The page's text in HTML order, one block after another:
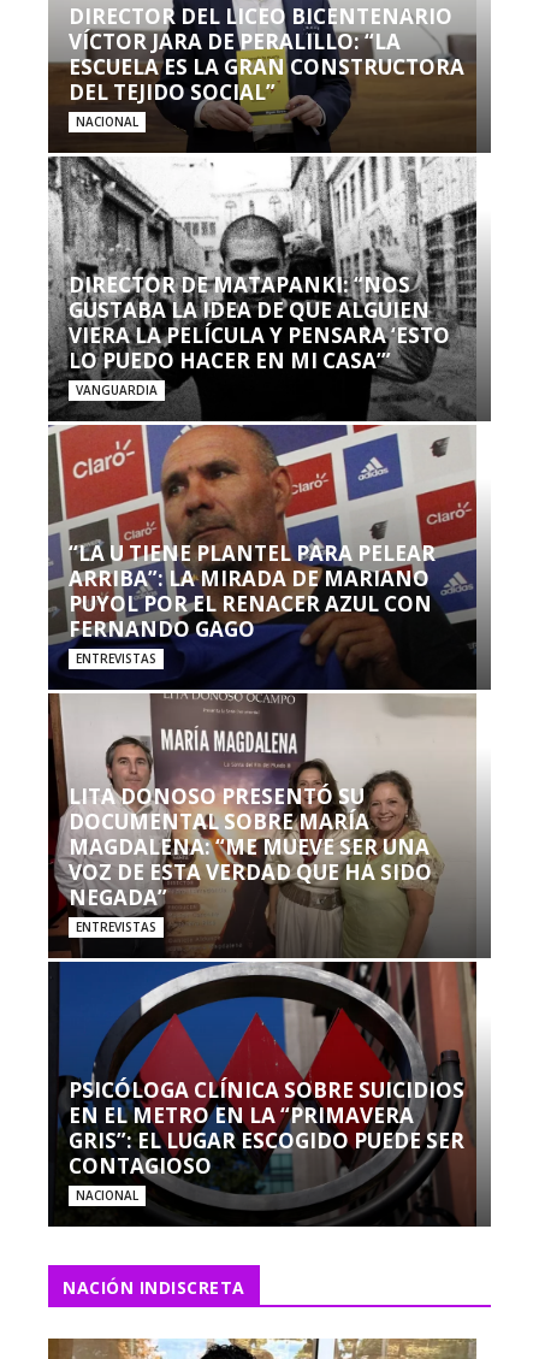
DIRECTOR DEL LICEO BICENTENARIO
VÍCTOR JARA DE PERALILLO: “LA
ESCUELA ES LA GRAN CONSTRUCTORA
DEL TEJIDO SOCIAL”
NACIONAL
DIRECTOR DE MATAPANKI: “NOS
GUSTABA LA IDEA DE QUE ALGUIEN
VIERA LA PELÍCULA Y PENSARA ‘ESTO
LO PUEDO HACER EN MI CASA’”
VANGUARDIA
“LA U TIENE PLANTEL PARA PELEAR
ARRIBA”: LA MIRADA DE MARIANO
PUYOL POR EL RENACER AZUL CON
FERNANDO GAGO
ENTREVISTAS
LITA DONOSO PRESENTÓ SU
DOCUMENTAL SOBRE MARÍA
MAGDALENA: “ME MUEVE SER UNA
VOZ DE ESTA VERDAD QUE HA SIDO
NEGADA”
ENTREVISTAS
PSICÓLOGA CLÍNICA SOBRE SUICIDIOS
EN EL METRO EN LA “PRIMAVERA
GRIS”: EL LUGAR ESCOGIDO PUEDE SER
CONTAGIOSO
NACIONAL
NACIÓN INDISCRETA